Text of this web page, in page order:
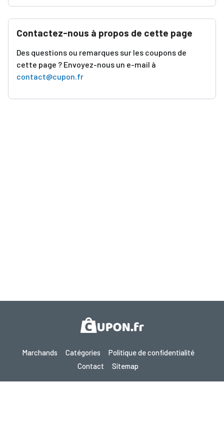
Contactez-nous à propos de cette page
Des questions ou remarques sur les coupons de
cette page ? Envoyez-nous un e-mail à
contact@cupon.fr
Marchands Catégories
Politique de confidentialité
Contact
Sitemap